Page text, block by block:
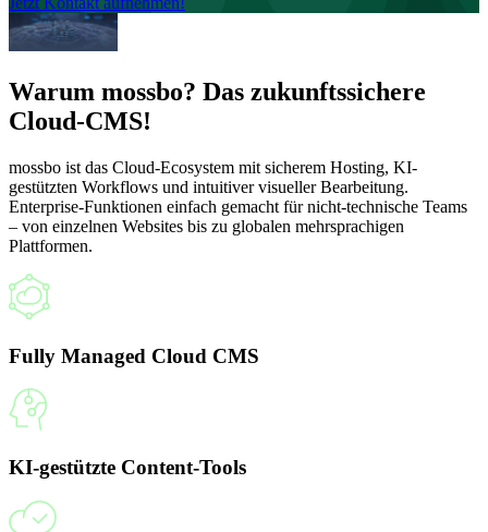
Warum mossbo? Das zukunftssichere
Cloud-CMS!
mossbo ist das Cloud-Ecosystem mit sicherem Hosting, KI-
gestützten Workflows und intuitiver visueller Bearbeitung.
Enterprise-Funktionen einfach gemacht für nicht-technische Teams
– von einzelnen Websites bis zu globalen mehrsprachigen
Plattformen.
Fully Managed Cloud CMS
KI-gestützte Content-Tools